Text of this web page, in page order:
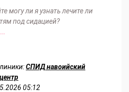
могу ли я узнать лечите ли
под сидацией?
СПИД навоийский
05:12